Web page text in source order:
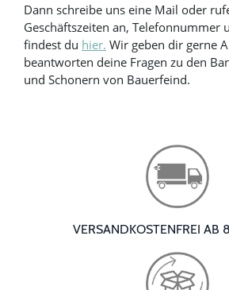
Dann schreibe uns eine Mail oder
Geschäftszeiten an, Telefonnummer
findest du hier. Wir geben dir gerne
beantworten deine Fragen zu den
und Schonern von Bauerfeind.
VERSANDKOSTENFREI AB